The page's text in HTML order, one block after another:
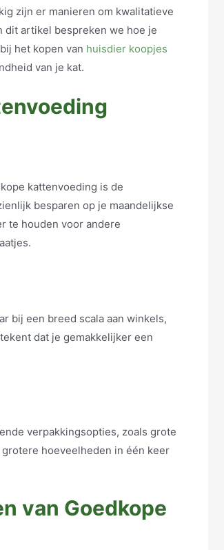
zijn er manieren om kwalitatieve
dit artikel bespreken we hoe je
het kopen van huisdier koopjes
van je kat.
kattenvoeding is de
besparen op je maandelijkse
te houden voor andere
bij een breed scala aan winkels,
dat je gemakkelijker een
verpakkingsopties, zoals grote
hoeveelheden in één keer
van Goedkope